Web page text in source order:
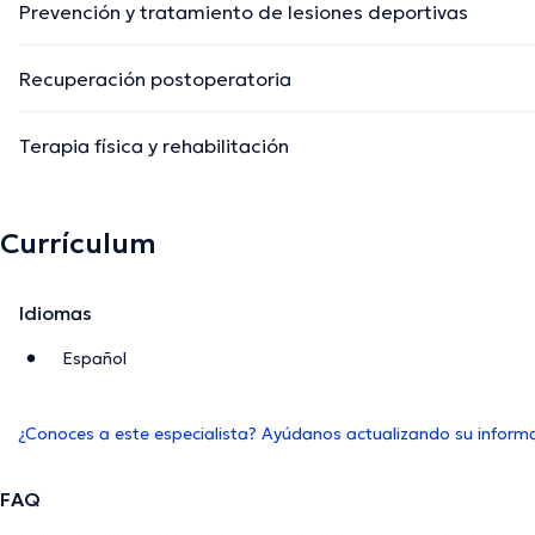
Prevención y tratamiento de lesiones deportivas
Recuperación postoperatoria
Terapia física y rehabilitación
Currículum
Idiomas
Español
¿Conoces a este especialista? Ayúdanos actualizando su
FAQ